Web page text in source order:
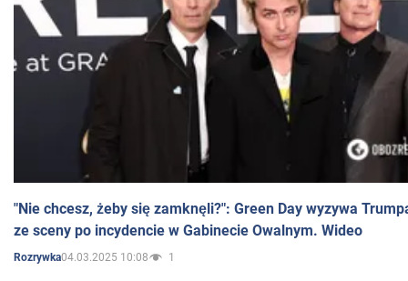
"Nie chcesz, żeby się zamknęli?": Green Day wyzywa
ze sceny po incydencie w Gabinecie Owalnym. Wideo
Rozrywka04.03.2025 10:08 1